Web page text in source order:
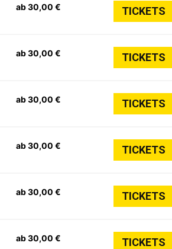
ab 30,00 € TICKETS
ab 30,00 € TICKETS
ab 30,00 € TICKETS
ab 30,00 € TICKETS
ab 30,00 € TICKETS
ab 30,00 € TICKETS